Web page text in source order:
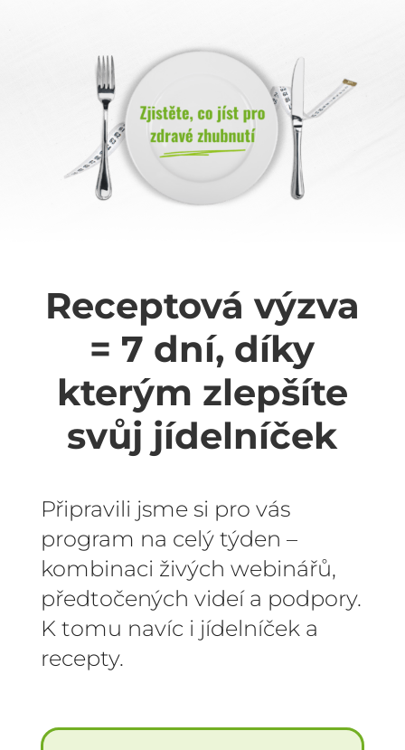
Receptová výzva
= 7 dní, díky
kterým zlepšíte
svůj jídelníček
Připravili jsme si pro vás
program na celý týden –
kombinaci živých webinářů,
předtočených videí a podpory.
K tomu navíc i jídelníček a
recepty.